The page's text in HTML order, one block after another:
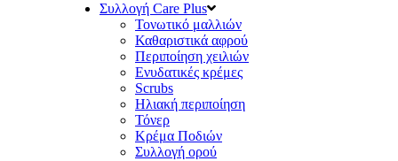
Συλλογή Care Plus
Τονωτικό μαλλιών
Καθαριστικά αφρού
Περιποίηση χειλιών
Ενυδατικές κρέμες
Scrubs
Ηλιακή περιποίηση
Τόνερ
Κρέμα Ποδιών
Συλλογή ορού